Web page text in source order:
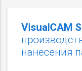
VisualCAM
нанесения